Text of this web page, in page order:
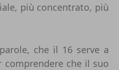
più concentrato, più
che il 16 serve a
comprendere che il suo